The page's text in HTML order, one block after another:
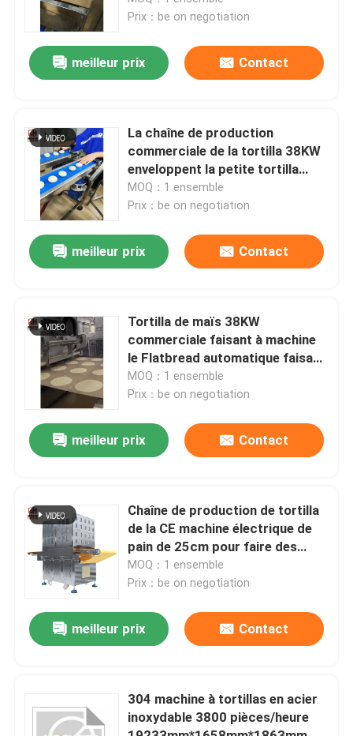
Produits
Au sujet de nous
Visite d'usine
Contactez-nous
Nouvelles
Cas
Lignes de production de nourriture
Prix：be on negotiation
meilleur prix Contact
La chaîne de production
commerciale de la tortilla 38KW
enveloppent la petite tortilla
faisant la machine
MOQ：1 ensemble
Prix：be on negotiation
meilleur prix Contact
Tortilla de maïs 38KW
commerciale faisant à machine
le Flatbread automatique faisant
la machine
MOQ：1 ensemble
Prix：be on negotiation
meilleur prix Contact
Chaîne de production de tortilla
de la CE machine électrique de
pain de 25cm pour faire des
tortillas de farine
MOQ：1 ensemble
Prix：be on negotiation
meilleur prix Contact
304 machine à tortillas en acier
inoxydable 3800 pièces/heure